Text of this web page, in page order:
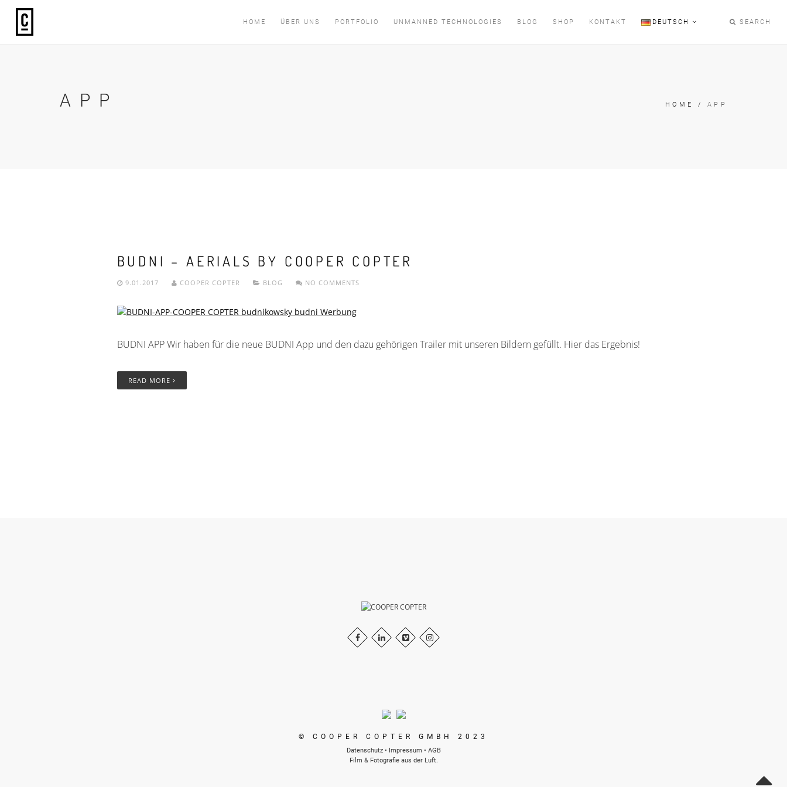
HOME ÜBER UNS PORTFOLIO UNMANNED TECHNOLOGIES BLOG SHOP KONTAKT DEUTSCH SEARCH
APP HOME / APP
BUDNI – AERIALS BY COOPER COPTER
9.01.2017 COOPER COPTER BLOG NO COMMENTS
BUDNI APP Wir haben für die neue BUDNI App und den dazu gehörigen Trailer mit unseren Bildern gefüllt. Hier das Ergebnis!
READ MORE
© COOPER COPTER GMBH 2023
Datenschutz• Impressum • AGB
Film & Fotografie aus der Luft.